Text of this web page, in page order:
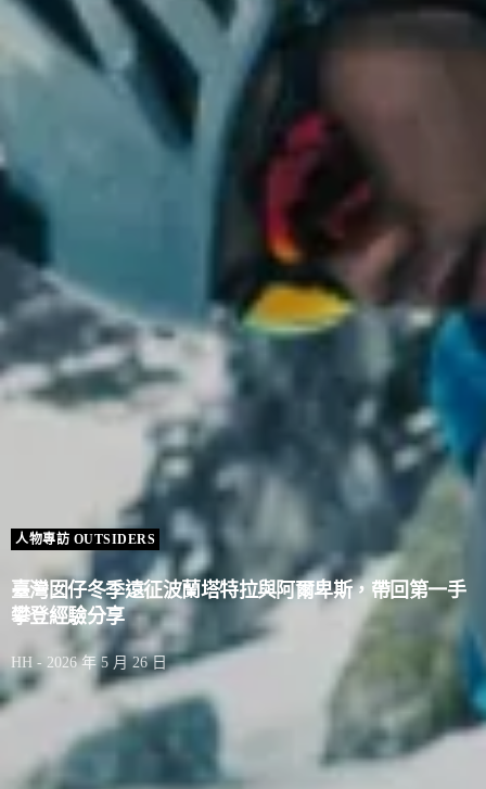
人物專訪 OUTSIDERS
臺灣囡仔冬季遠征波蘭塔特拉與阿爾卑斯，帶回第一手
攀登經驗分享
HH 2026 年 5 月 26 日